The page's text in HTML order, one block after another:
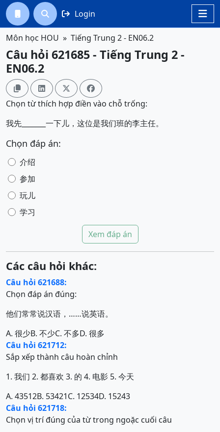

  Login
Môn học HOU Tiếng Trung 2 - EN06.2
Câu hỏi 621685 - Tiếng Trung 2 -
EN06.2
   
Chọn từ thích hợp điền vào chỗ trống:
我先_______一下儿，这位是我们班的李主任。
Chọn đáp án:
介绍
参加
玩儿
学习
Xem đáp án
Các câu hỏi khác:
Câu hỏi 621688:
Chọn đáp án đúng:
他们常常说汉语，……说英语。
A. 很少B. 不少C. 不多D. 很多
Câu hỏi 621712:
Sắp xếp thành câu hoàn chỉnh
1. 我们 2. 都喜欢 3. 的 4. 电影 5. 今天
A. 43512B. 53421C. 12534D. 15243
Câu hỏi 621718:
Chọn vị trí đúng của từ trong ngoặc cuối câu